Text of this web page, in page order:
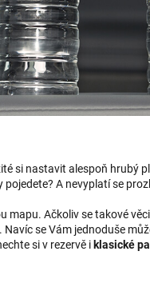
si nastavit alespoň hrubý
A nevyplatí se
Ačkoliv se takové
se Vám jednoduše
si v rezervě i klasické